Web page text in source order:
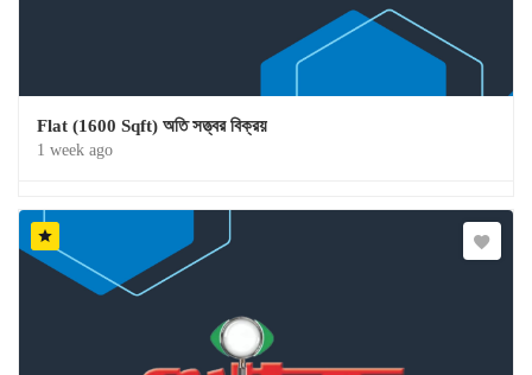
Flat (1600 Sqft) অতি সত্ত্বর বিক্রয়
1 week ago